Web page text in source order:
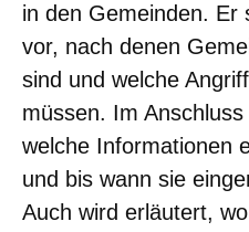
in den Gemeinden. Er
vor, nach denen
sind und welche
müssen. Im
welche Informationen
und bis wann sie
Auch wird erläutert,